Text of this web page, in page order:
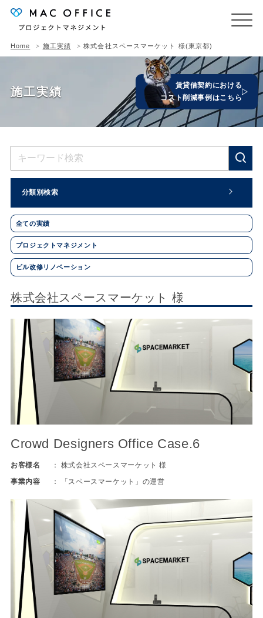
Home 施工実績 株式会社スペースマーケット 様(東京都)
施工実績
賃貸借契約における
コスト削減事例はこちら
分類別検索
全ての実績
プロジェクトマネジメント
ビル改修リノベーション
株式会社スペースマーケット 様
Crowd Designers Office Case.6
お客様名
株式会社スペースマーケット 様
事業内容
「スペースマーケット」の運営